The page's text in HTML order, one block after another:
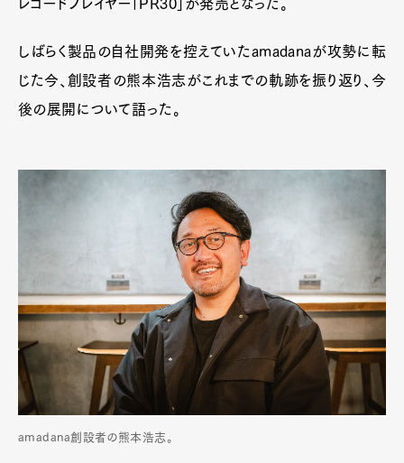
レコードプレイヤー「PR30」が発売となった。
しばらく製品の自社開発を控えていたamadanaが攻勢に転
じた今、創設者の熊本浩志がこれまでの軌跡を振り返り、今
後の展開について語った。
amadana創設者の熊本浩志。